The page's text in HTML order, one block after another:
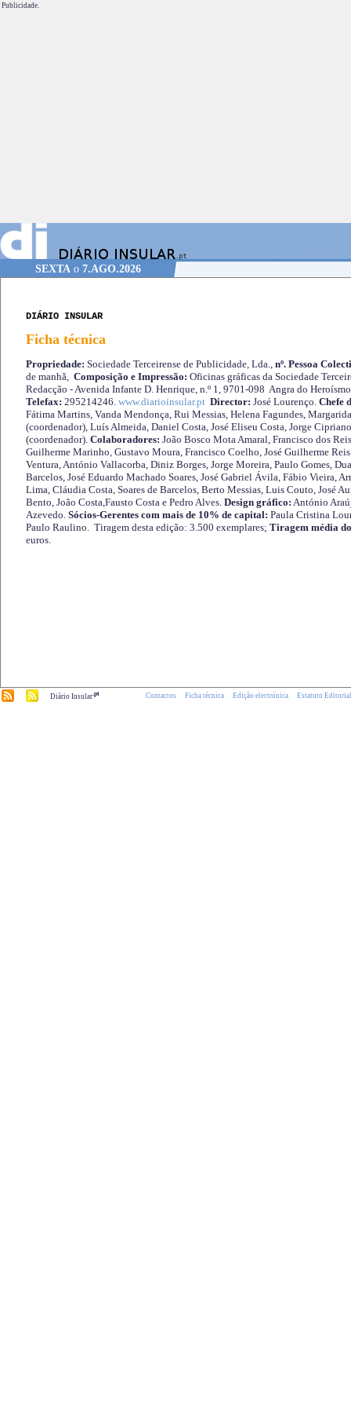
Publicidade.
SEXTA o 7.AGO.2026
DIÁRIO INSULAR
Ficha técnica
Propriedade: Sociedade Terceirense de Publicidade, Lda., nº. Pessoa
de manhã, Composição e Impressão: Oficinas gráficas da Sociedade
Redacção - Avenida Infante D. Henrique, n.º 1, 9701-098 Angra do
Telefax: 295214246. www.diarioinsular.pt Director: José Lourenço. Chefe
Fátima Martins, Vanda Mendonça, Rui Messias, Helena Fagundes,
(coordenador), Luís Almeida, Daniel Costa, José Eliseu Costa, Jorge
(coordenador). Colaboradores: João Bosco Mota Amaral, Francisco dos
Guilherme Marinho, Gustavo Moura, Francisco Coelho, José Guilherme
Ventura, António Vallacorba, Diniz Borges, Jorge Moreira, Paulo Gomes,
Barcelos, José Eduardo Machado Soares, José Gabriel Ávila, Fábio Vieira,
Lima, Cláudia Costa, Soares de Barcelos, Berto Messias, Luis Couto, José
Bento, João Costa,Fausto Costa e Pedro Alves. Design gráfico: António
Azevedo. Sócios-Gerentes com mais de 10% de capital: Paula Cristina
Paulo Raulino. Tiragem desta edição: 3.500 exemplares; Tiragem média
euros.
Diário Insular.pt Contactos Ficha técnica Edição electrónica Estatuto Editorial